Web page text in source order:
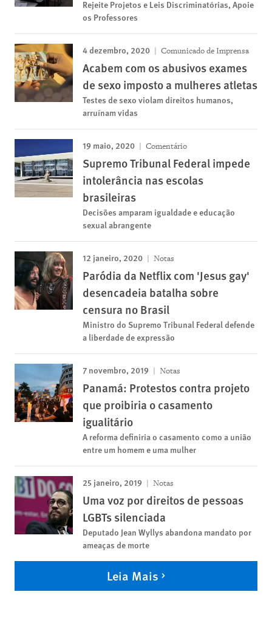
Rejeite Projetos e Leis Discriminatórias, Apoie
os Professores
4 dezembro, 2020 Comunicado de Imprensa
Acabem com os abusivos exames
de sexo imposto a mulheres atletas
Testes de sexo violam direitos humanos,
arruínam vidas
19 maio, 2020 Comentário
Supremo Tribunal Federal impede
intolerância nas escolas
brasileiras
Decisões amparam igualdade e educação
sexual abrangente
12 janeiro, 2020 Notas
Paródia da Netflix com 'Jesus gay'
desencadeia batalha sobre
censura no Brasil
Ministro do Supremo Tribunal Federal defende
a liberdade de expressão
7 novembro, 2019 Notas
Panamá: Protestos contra projeto
que proibiria o casamento
igualitário
A reforma definiria o casamento como a união
entre um homem e uma mulher
25 janeiro, 2019 Notas
Uma voz por direitos de pessoas
LGBTs silenciada
Deputado Jean Wyllys abandona mandato por
ameaças de morte
Leia Mais